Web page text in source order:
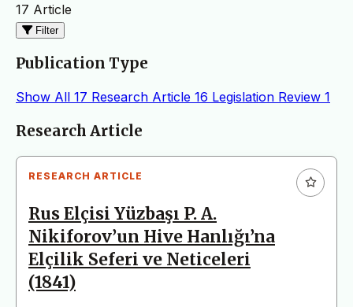
17 Article
Filter
Publication Type
Show All 17 Research Article 16 Legislation Review 1
Articles
Research Article
RESEARCH ARTICLE
Rus Elçisi Yüzbaşı P. A.
Nikiforov’un Hive Hanlığı’na
Elçilik Seferi ve Neticeleri
(1841)